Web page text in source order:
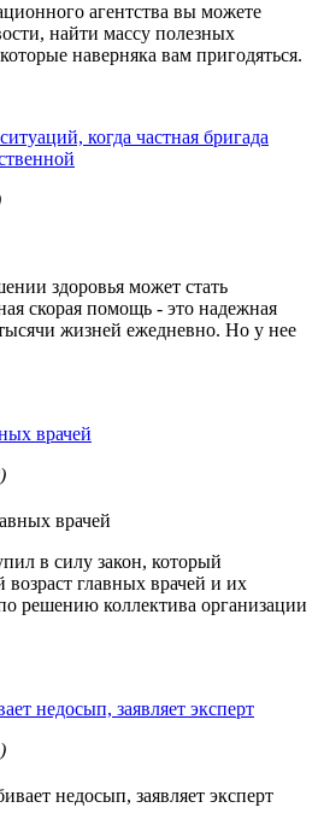
агентства вы можете
найти массу полезных
наверняка вам пригодяться.
когда частная бригада
здоровья может стать
скорая помощь - это надежная
тысячи жизней ежедневно. Но у нее
врачей
)
в силу закон, который
главных врачей и их
решению коллектива организации
недосып, заявляет эксперт
)